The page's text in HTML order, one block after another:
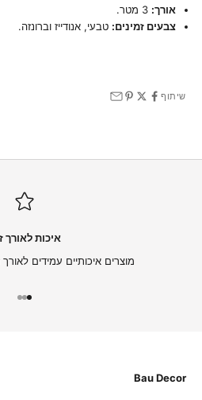
אורך:
צבעים זמינים: טבעי, אנודייז וברונזה.
שיתוף
איכות לאורך
מוצרים איכותיים עמידים
עבור
עבור
עבור
Bau Decor